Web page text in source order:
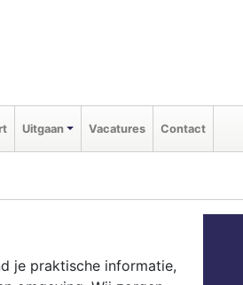
Uitgaan Vacatures Contact
je praktische informatie,